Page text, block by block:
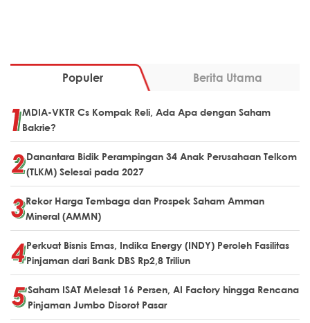
Populer Berita Utama
MDIA-VKTR Cs Kompak Reli, Ada Apa dengan Saham
Bakrie?
Danantara Bidik Perampingan 34 Anak Perusahaan Telkom
(TLKM) Selesai pada 2027
Rekor Harga Tembaga dan Prospek Saham Amman
Mineral (AMMN)
Perkuat Bisnis Emas, Indika Energy (INDY) Peroleh Fasilitas
Pinjaman dari Bank DBS Rp2,8 Triliun
Saham ISAT Melesat 16 Persen, AI Factory hingga Rencana
Pinjaman Jumbo Disorot Pasar